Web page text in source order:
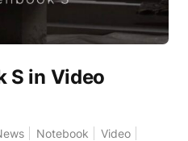
S in Video
Notebook Video